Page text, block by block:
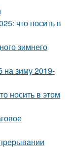
что носить в
зимнего
на зиму 2019-
носить в этом